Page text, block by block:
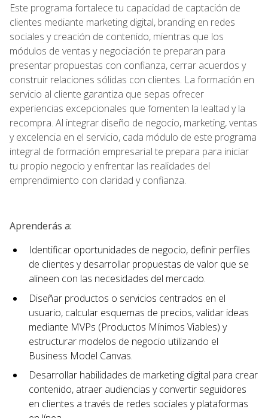
Este programa fortalece tu capacidad de captación de
clientes mediante marketing digital, branding en redes
sociales y creación de contenido, mientras que los
módulos de ventas y negociación te preparan para
presentar propuestas con confianza, cerrar acuerdos y
construir relaciones sólidas con clientes. La formación en
servicio al cliente garantiza que sepas ofrecer
experiencias excepcionales que fomenten la lealtad y la
recompra. Al integrar diseño de negocio, marketing, ventas
y excelencia en el servicio, cada módulo de este programa
integral de formación empresarial te prepara para iniciar
tu propio negocio y enfrentar las realidades del
emprendimiento con claridad y confianza.
Aprenderás a:
Identificar oportunidades de negocio, definir perfiles
de clientes y desarrollar propuestas de valor que se
alineen con las necesidades del mercado.
Diseñar productos o servicios centrados en el
usuario, calcular esquemas de precios, validar ideas
mediante MVPs (Productos Mínimos Viables) y
estructurar modelos de negocio utilizando el
Business Model Canvas.
Desarrollar habilidades de marketing digital para crear
contenido, atraer audiencias y convertir seguidores
en clientes a través de redes sociales y plataformas